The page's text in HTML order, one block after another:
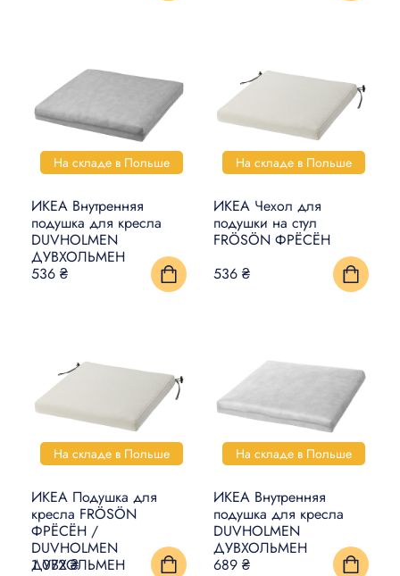
На складе в Польше
ИКЕА Внутренняя
подушка для кресла
DUVHOLMEN
ДУВХОЛЬМЕН
536 ₴
На складе в Польше
ИКЕА Чехол для
подушки на стул
FRÖSÖN ФРЁСЁН
536 ₴
На складе в Польше
ИКЕА Подушка для
кресла FRÖSÖN
ФРЁСЁН /
DUVHOLMEN
ДУВХОЛЬМЕН
1 072 ₴
На складе в Польше
ИКЕА Внутренняя
подушка для кресла
DUVHOLMEN
ДУВХОЛЬМЕН
689 ₴